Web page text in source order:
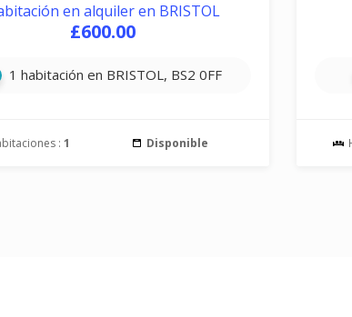
en alquiler en BRISTOL
£600.00
1 habitación en BRISTOL, BS2 0FF
:1 Disponible